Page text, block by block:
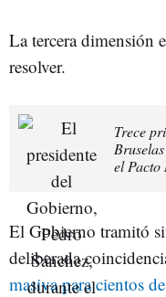
La tercera dimensión
resolver.
Trece
el
El Gobierno tramitó
deliberada
masiva para cientos